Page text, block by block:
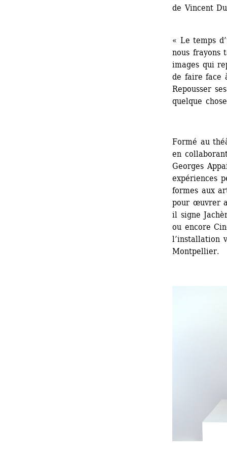
de Vincent
« Le temps
nous frayons
images qui
de faire face
Repousser
quelque
Formé au
en
Georges
expériences
formes aux
pour œuvrer
il signe
ou encore
l’installation
Montpellier.